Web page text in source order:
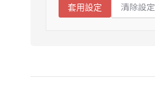
套用設定 清除設定